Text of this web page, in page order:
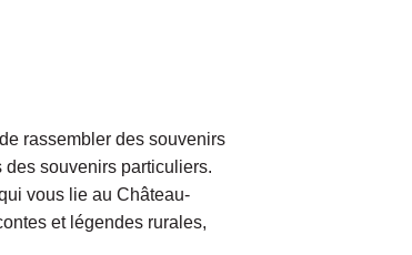
rassembler des souvenirs
des souvenirs particuliers.
vous lie au Château-
et légendes rurales,